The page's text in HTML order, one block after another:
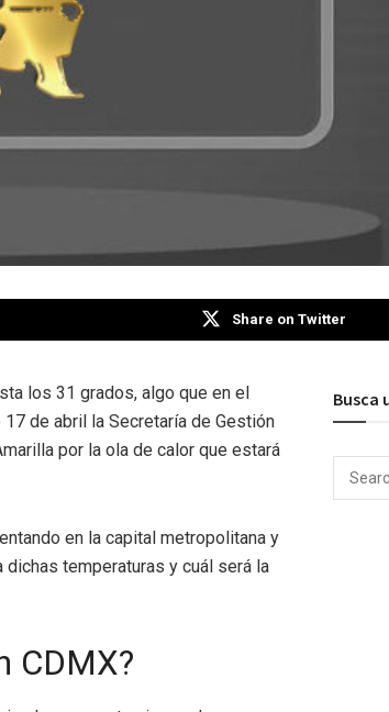
Share on Twitter
los 31 grados, algo que en el
de abril la Secretaría de Gestión
por la ola de calor que estará
en la capital metropolitana y
temperaturas y cuál será la
CDMX?
Busca